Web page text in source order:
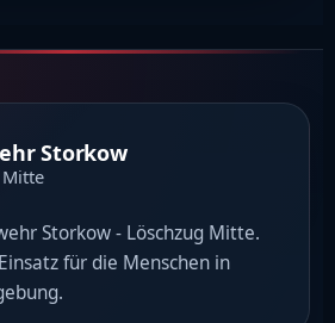
Storkow
Storkow - Löschzug Mitte.
für die Menschen in